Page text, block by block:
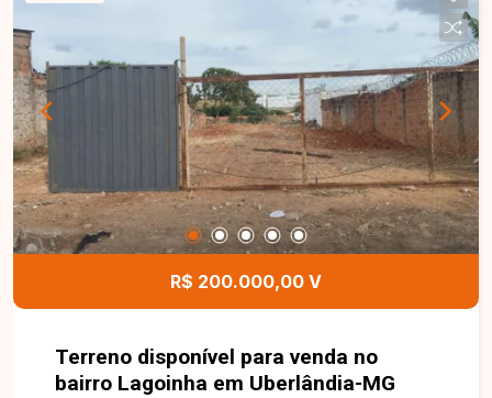
R$ 200.000,00 V
Terreno disponível para venda no
bairro Lagoinha em Uberlândia-MG